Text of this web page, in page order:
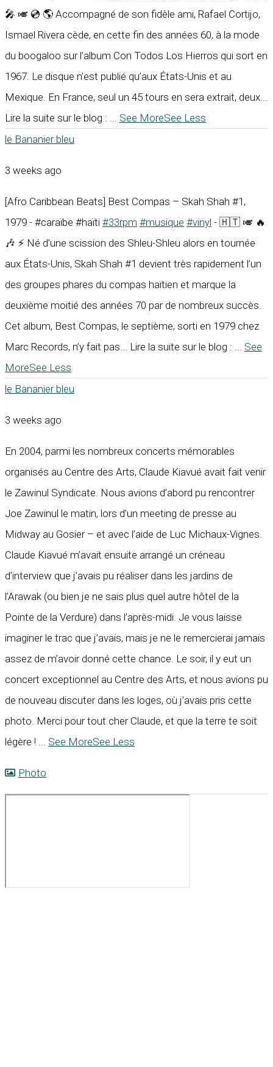
🎤 🎺 💿 🌎 Accompagné de son fidèle ami, Rafael Cortijo,
Ismael Rivera cède, en cette fin des années 60, à la mode
du boogaloo sur l’album Con Todos Los Hierros qui sort en
1967. Le disque n’est publié qu’aux États-Unis et au
Mexique. En France, seul un 45 tours en sera extrait, deux...
Lire la suite sur le blog :
See MoreSee Less
le Bananier bleu
3 weeks ago
[Afro Caribbean Beats] Best Compas – Skah Shah #1,
1979 - #caraïbe #haïti #33rpm #musique #vinyl - 🇭🇹 🎺 🔥
🎶 ⚡ Né d’une scission des Shleu-Shleu alors en tournée
aux États-Unis, Skah Shah #1 devient très rapidement l’un
des groupes phares du compas haïtien et marque la
deuxième moitié des années 70 par de nombreux succès.
Cet album, Best Compas, le septième, sorti en 1979 chez
Marc Records, n’y fait pas... Lire la suite sur le blog :
See
MoreSee Less
le Bananier bleu
3 weeks ago
En 2004, parmi les nombreux concerts mémorables
organisés au Centre des Arts, Claude Kiavué avait fait venir
le Zawinul Syndicate. Nous avions d’abord pu rencontrer
Joe Zawinul le matin, lors d’un meeting de presse au
Midway au Gosier – et avec l’aide de Luc Michaux-Vignes.
Claude Kiavué m’avait ensuite arrangé un créneau
d’interview que j’avais pu réaliser dans les jardins de
l’Arawak (ou bien je ne sais plus quel autre hôtel de la
Pointe de la Verdure) dans l’après-midi. Je vous laisse
imaginer le trac que j’avais, mais je ne le remercierai jamais
assez de m’avoir donné cette chance. Le soir, il y eut un
concert exceptionnel au Centre des Arts, et nous avions pu
de nouveau discuter dans les loges, où j’avais pris cette
photo. Merci pour tout cher Claude, et que la terre te soit
légère !
See MoreSee Less
Photo